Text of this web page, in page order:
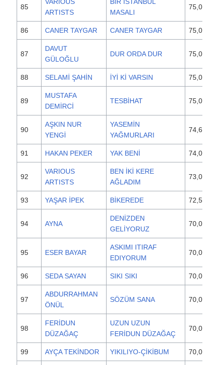
85
ARTISTS
MASALI
75,000
86 CANER TAYGAR CANER TAYGAR 75,000
87
DAVUT
GÜLOĞLU
DUR ORDA DUR 75,000
88 SELAMİ ŞAHİN İYİ Kİ VARSIN 75,000
89
MUSTAFA
DEMİRCİ
TESBİHAT 75,000
90
AŞKIN NUR
YENGİ
YASEMİN
YAĞMURLARI
74,600
91 HAKAN PEKER YAK BENİ 74,000
92
VARIOUS
ARTISTS
BEN İKİ KERE
AĞLADIM
73,000
93 YAŞAR İPEK BİKEREDE 72,500
94 AYNA
DENİZDEN
GELİYORUZ
70,000
95 ESER BAYAR
ASKIMI ITIRAF
EDIYORUM
70,000
96 SEDA SAYAN SIKI SIKI 70,000
97
ABDURRAHMAN
ÖNÜL
SÖZÜM SANA 70,000
98
FERİDUN
DÜZAĞAÇ
UZUN UZUN
FERİDUN DÜZAĞAÇ
70,000
99 AYÇA TEKİNDOR YIKILIYO-ÇİKİBUM 70,000